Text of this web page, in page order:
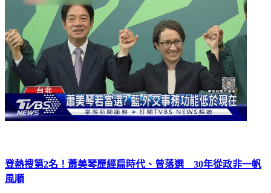
登熱搜第2名！蕭美琴歷經扁時代、曾落選 30年從政非一帆
風順